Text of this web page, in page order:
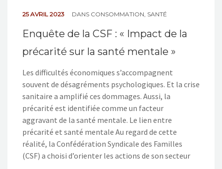
25 AVRIL 2023 DANS CONSOMMATION SANTÉ
Enquête de la CSF : « Impact de la
précarité sur la santé mentale »
Les difficultés économiques s’accompagnent
souvent de désagréments psychologiques. Et la crise
sanitaire a amplifié ces dommages. Aussi, la
précarité est identifiée comme un facteur
aggravant de la santé mentale. Le lien entre
précarité et santé mentale Au regard de cette
réalité, la Confédération Syndicale des Familles
(CSF) a choisi d’orienter les actions de son secteur